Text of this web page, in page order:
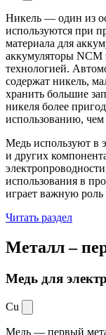
Никель — один из
используются при
материала для
аккумуляторы
технологией.
содержат никель,
хранить большие
никеля более
использованию,
Медь используют в
и других
использования в
играет важную
Читать раздел
Металл –
Медь для
Cu
Медь — первый